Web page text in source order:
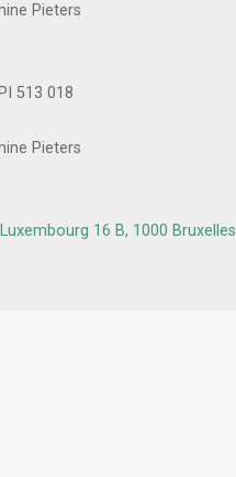
Pieters
513 018
Pieters
Luxembourg 16 B, 1000 Bruxelles